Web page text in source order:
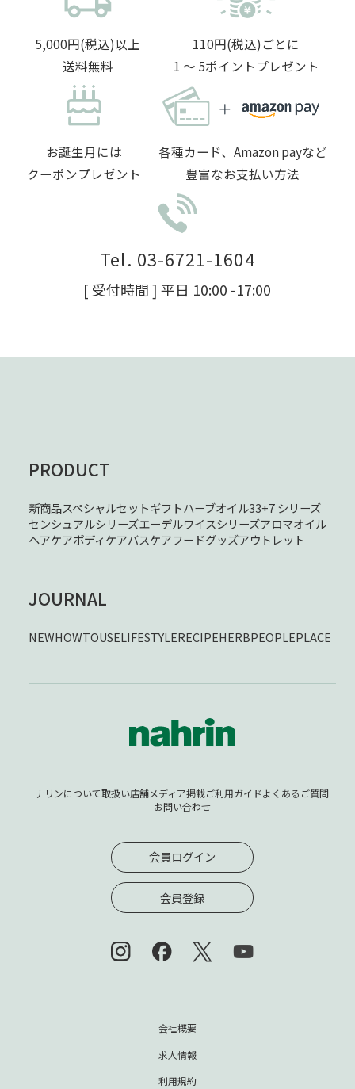
5,000円(税込)以上
送料無料
110円(税込)ごとに
1 〜 5ポイントプレゼント
お誕生月には
クーポンプレゼント
各種カード、Amazon payなど
豊富なお支払い方法
Tel. 03-6721-1604
[ 受付時間 ] 平日 10:00 -17:00
PRODUCT
新商品スペシャルセットギフトハーブオイル33+7 シリーズ
センシュアルシリーズエーデルワイスシリーズアロマオイル
ヘアケアボディケアバスケアフードグッズアウトレット
JOURNAL
NEWHOWTOUSELIFESTYLERECIPEHERBPEOPLEPLACE
ナリンについて取扱い店舗メディア掲載ご利用ガイドよくあるご質問
お問い合わせ
会員ログイン
会員登録
会社概要
求人情報
利用規約